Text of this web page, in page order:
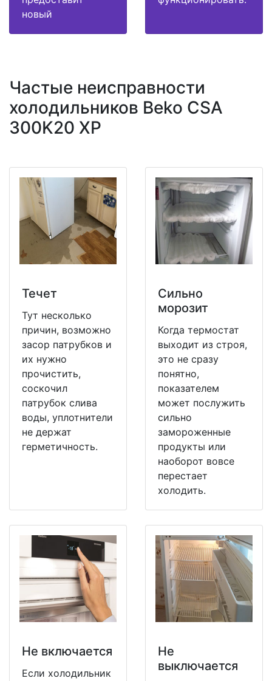
новый
Частые неисправности
холодильников Beko CSA
300K20 XP
Течет
Тут несколько
причин, возможно
засор патрубков и
их нужно
прочистить,
соскочил
патрубок слива
воды, уплотнители
не держат
герметичность.
Сильно
морозит
Когда термостат
выходит из строя,
это не сразу
понятно,
показателем
может послужить
сильно
замороженные
продукты или
наоборот вовсе
перестает
холодить.
Не включается
Если холодильник
Не
выключается